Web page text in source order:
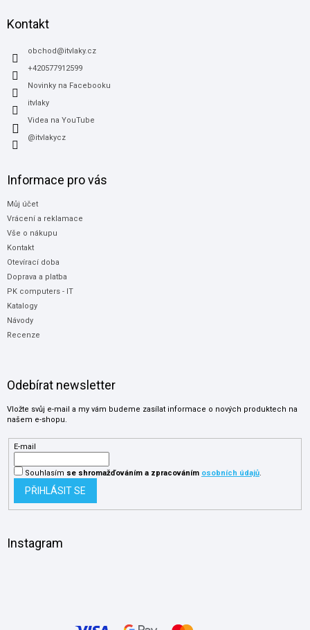
Kontakt
obchod @itvlaky.cz
+420577912599
Novinky na Facebooku
itvlaky
Videa na YouTube
@itvlakycz
Informace pro vás
Můj účet
Vrácení a reklamace
Vše o nákupu
Kontakt
Otevírací doba
Doprava a platba
PK computers - IT
Katalogy
Návody
Recenze
Odebírat newsletter
Vložte svůj e-mail a my vám budeme zasílat informace o nových produktech na
našem e-shopu.
E-mail
Souhlasím se shromažďováníma zpracováním osobních údajů.
PŘIHLÁSIT SE
Instagram